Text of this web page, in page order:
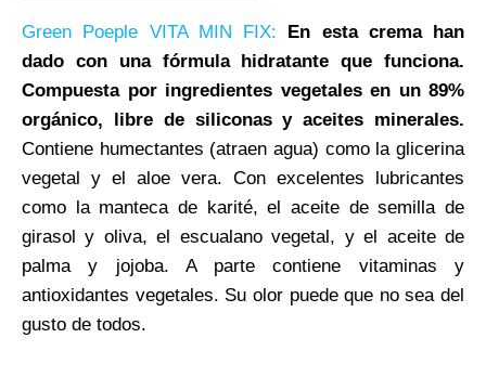
Green Poeple VITA MIN FIX:
En esta crema han
dado con una fórmula hidratante que funciona.
Compuesta por ingredientes vegetales en un 89%
orgánico, libre de siliconas y aceites minerales.
Contiene humectantes (atraen agua) como la glicerina
vegetal y el aloe vera. Con excelentes lubricantes
como la manteca de karité, el aceite de semilla de
girasol y oliva, el escualano vegetal, y el aceite de
palma y jojoba. A parte contiene vitaminas y
antioxidantes vegetales. Su olor puede que no sea del
gusto de todos.